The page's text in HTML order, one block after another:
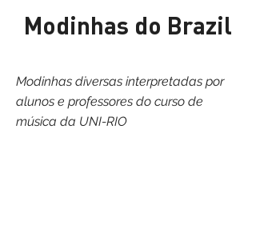
Modinhas do Brazil
Modinhas diversas interpretadas por
alunos e professores do curso de
música da UNI-RIO